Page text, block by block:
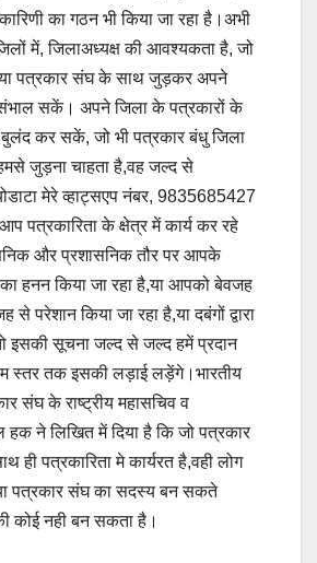
का गठन भी किया जा रहा है।अभी
में, जिलाअध्यक्ष की आवश्यकता है, जो
पत्रकार संघ के साथ जुड़कर अपने
संभाल सकें। अपने जिला के पत्रकारों के
कर सकें, जो भी पत्रकार बंधु जिला
जुड़ना चाहता है,वह जल्द से
मेरे व्हाट्सएप नंबर, 9835685427
पत्रकारिता के क्षेत्र में कार्य कर रहे
और प्रशासनिक तौर पर आपके
हनन किया जा रहा है,या आपको बेवजह
परेशान किया जा रहा है,या दबंगों द्वारा
इसकी सूचना जल्द से जल्द हमें प्रदान
स्तर तक इसकी लड़ाई लड़ेंगे।भारतीय
संघ के राष्ट्रीय महासचिव व
ने लिखित में दिया है कि जो पत्रकार
ही पत्रकारिता मे कार्यरत है,वही लोग
पत्रकार संघ का सदस्य बन सकते
कोई नही बन सकता है।